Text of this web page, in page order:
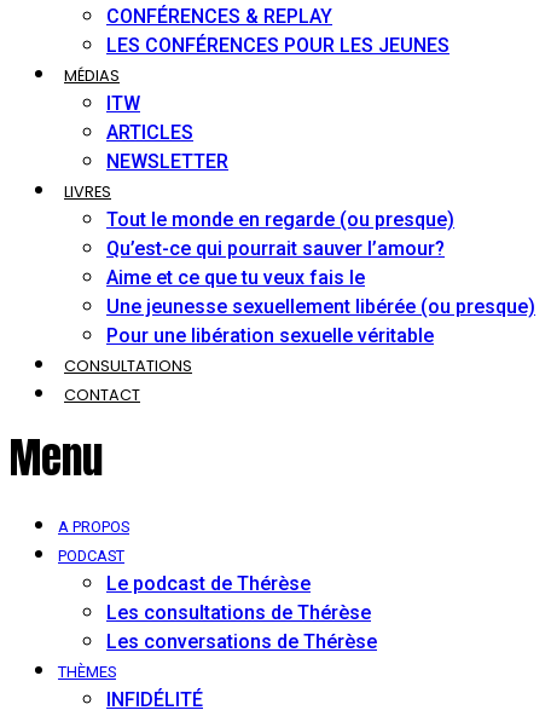
CONFÉRENCES & REPLAY
LES CONFÉRENCES POUR LES JEUNES
MÉDIAS
ITW
ARTICLES
NEWSLETTER
LIVRES
Tout le monde en regarde (ou presque)
Qu’est-ce qui pourrait sauver l’amour?
Aime et ce que tu veux fais le
Une jeunesse sexuellement libérée (ou presque)
Pour une libération sexuelle véritable
CONSULTATIONS
CONTACT
Menu
A PROPOS
PODCAST
Le podcast de Thérèse
Les consultations de Thérèse
Les conversations de Thérèse
THÈMES
INFIDÉLITÉ